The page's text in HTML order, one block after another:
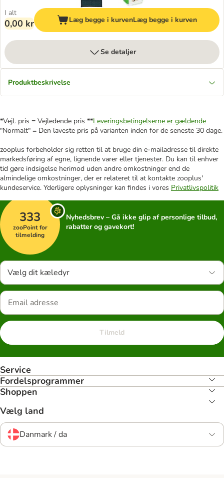
I alt
0,00 kr Læg begge i kurvenLæg begge i kurven
Se detaljer
Produktbeskrivelse
*Vejl. pris = Vejledende pris **Leveringsbetingelserne er gældende
"Normalt" = Den laveste pris på varianten inden for de seneste 30 dage.
zooplus forbeholder sig retten til at bruge din e-mailadresse til direkte
markedsføring af egne, lignende varer eller tjenester. Du kan til enhver
tid gøre indsigelse herimod uden andre omkostninger end de
almindelige omkostninger, der er relateret til at kontakte zooplus'
kundeservice. Yderligere oplysninger kan findes i vores Privatlivspolitik
333
zooPoint for
tilmelding
Nyhedsbrev – Gå ikke glip af personlige tilbud,
rabatter og gavekort!
Vælg dit kæledyr
Tilmeld
Service
Fordelsprogrammer
Shoppen
Vælg land
Danmark / da